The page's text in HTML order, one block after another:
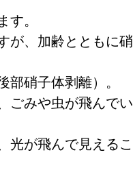
す。
が、加齢とともに硝
硝子体剥離）。
ごみや虫が飛んでい
光が飛んで見えるこ